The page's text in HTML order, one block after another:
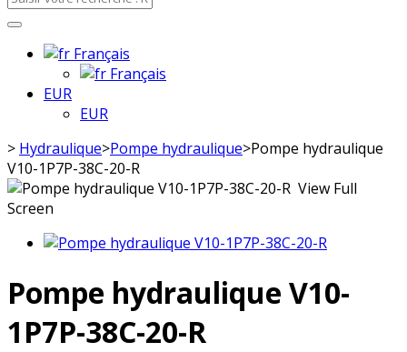
Français
Français
EUR
EUR
> Hydraulique>Pompe hydraulique>Pompe hydraulique
V10-1P7P-38C-20-R
View Full
Screen
Pompe hydraulique V10-
1P7P-38C-20-R